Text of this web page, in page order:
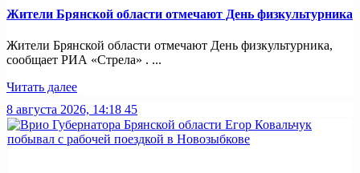
Жители Брянской области отмечают День физкультурника
Жители Брянской области отмечают День физкультурника,
сообщает РИА «Стрела» . ...
Читать далее
8 августа 2026, 14:18 45